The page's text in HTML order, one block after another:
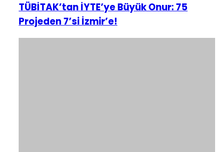
TÜBİTAK’tan İYTE’ye Büyük Onur: 75
Projeden 7’si İzmir’e!